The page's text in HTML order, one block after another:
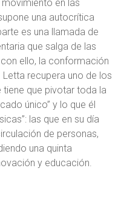
en las
una autocrítica
es una llamada de
que salga de las
ello, la conformación
recupera uno de los
que pivotar toda la
único” y lo que él
las que en su día
de personas,
una quinta
y educación.